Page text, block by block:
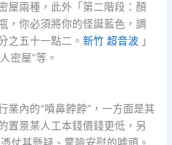
屋兩種，此外「第二階段：顏
，你必須將你的怪誕藍色，調
之五十一點二。新竹 超音波 」
密屋”等。
內的“噴鼻餑餑”，一方面是其
置景某人工本錢價錢更低，另